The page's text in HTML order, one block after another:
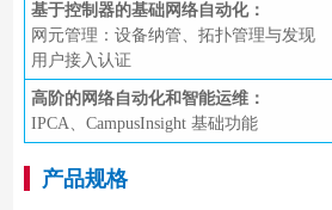
基于控制器的基础网络自动化：
网元管理：设备纳管、拓扑管理与发现
用户接入认证
高阶的网络自动化和智能运维：
IPCA、CampusInsight 基础功能
产品规格